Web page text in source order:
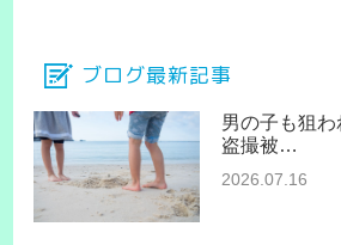
ブログ最新記事
男の子も狙
盗撮被…
2026.07.16